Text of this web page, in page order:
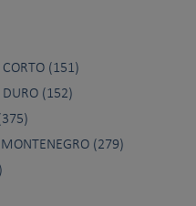
CORTO (151)
DURO (152)
(279)